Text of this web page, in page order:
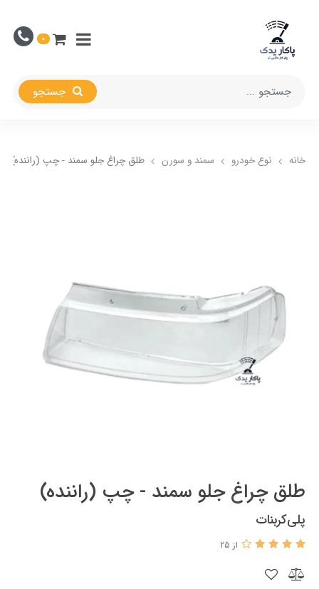
0
خانه نوع خودرو سمند و سورن طلق چراغ جلو سمند - چپ (راننده)
طلق چراغ جلو سمند - چپ (راننده)
پلی‌کربنات
از 25